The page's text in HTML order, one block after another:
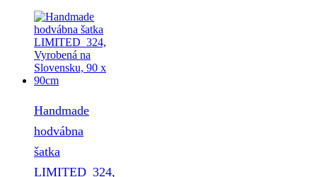
Handmade
hodvábna
šatka
LIMITED_324,